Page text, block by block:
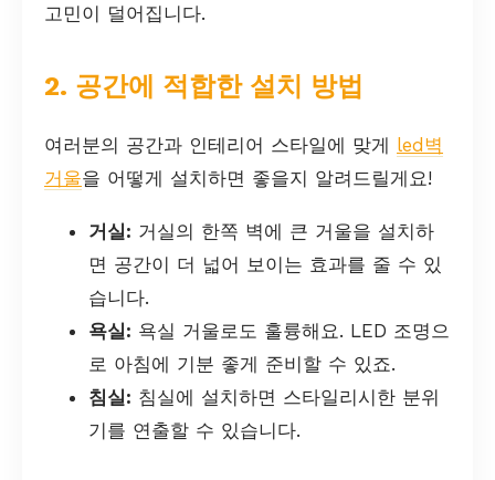
고민이 덜어집니다.
2. 공간에 적합한 설치 방법
여러분의 공간과 인테리어 스타일에 맞게 led벽
거울을 어떻게 설치하면 좋을지 알려드릴게요!
거실: 거실의 한쪽 벽에 큰 거울을 설치하
면 공간이 더 넓어 보이는 효과를 줄 수 있
습니다.
욕실: 욕실 거울로도 훌륭해요. LED 조명으
로 아침에 기분 좋게 준비할 수 있죠.
침실: 침실에 설치하면 스타일리시한 분위
기를 연출할 수 있습니다.